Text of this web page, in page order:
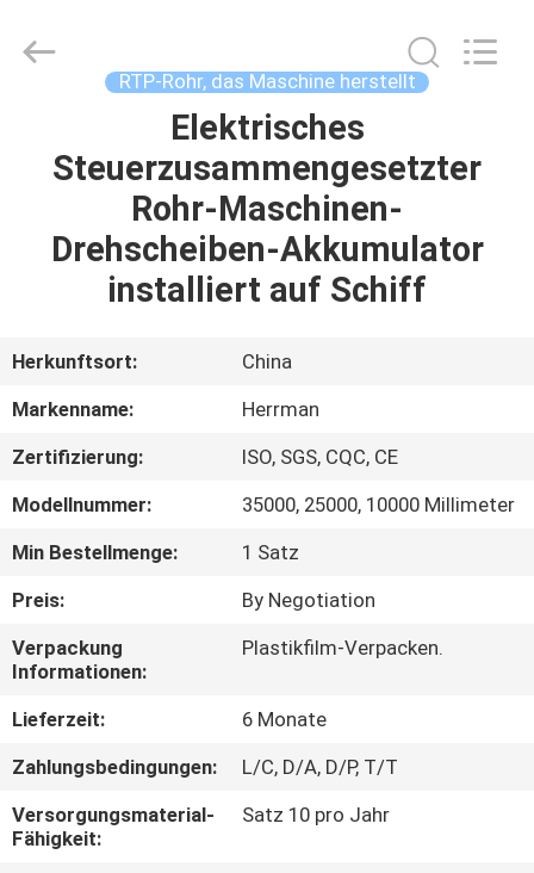
PRODUKTE
FABRIK-
QUALITÄTSKONTROLLE
TRETEN
SIE
MIT
UNS
IN
VERBINDUNG
Rights
Reserved.
RTP-Rohr, das Maschine herstellt
Elektrisches
Steuerzusammengesetzter
Rohr-Maschinen-
Drehscheiben-Akkumulator
installiert auf Schiff
Herkunftsort:
China
Markenname:
Herrman
Zertifizierung:
ISO, SGS, CQC, CE
Modellnummer:
35000, 25000, 10000 Millimeter
Min Bestellmenge:
1 Satz
Preis:
By Negotiation
Verpackung
Informationen:
Plastikfilm-Verpacken.
Lieferzeit:
6 Monate
Zahlungsbedingungen:
L/C, D/A, D/P, T/T
Versorgungsmaterial-
Fähigkeit:
Satz 10 pro Jahr